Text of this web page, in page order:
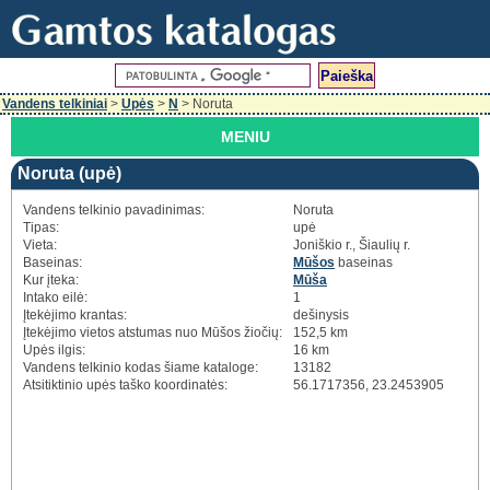
Vandens telkiniai > Upės > N > Noruta
MENIU
Noruta (upė)
Vandens telkinio pavadinimas:
Noruta
Tipas:
upė
Vieta:
Joniškio r., Šiaulių r.
Baseinas:
Mūšos baseinas
Kur įteka:
Mūša
Intako eilė:
1
Įtekėjimo krantas:
dešinysis
Įtekėjimo vietos atstumas nuo Mūšos žiočių:
152,5 km
Upės ilgis:
16 km
Vandens telkinio kodas šiame kataloge:
13182
Atsitiktinio upės taško koordinatės:
56.1717356, 23.2453905